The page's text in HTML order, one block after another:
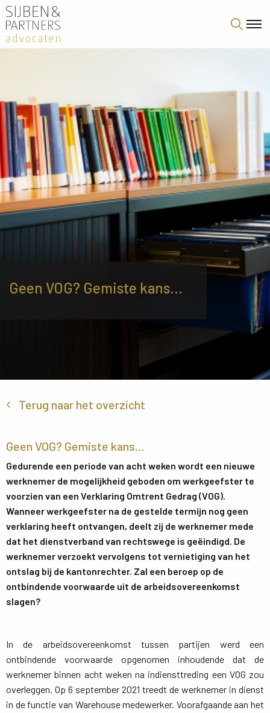
Geen VOG? Gemiste kans...
Terug naar het overzicht
Geen VOG? Gemiste kans...
Gedurende een periode van acht weken wordt een nieuwe
werknemer de mogelijkheid geboden om werkgeefster te
voorzien van een Verklaring Omtrent Gedrag (VOG).
Wanneer werkgeefster na de gestelde termijn nog geen
verklaring heeft ontvangen, deelt zij de werknemer mede
dat het dienstverband van rechtswege is geëindigd. De
werknemer verzoekt vervolgens tot vernietiging van het
ontslag bij de kantonrechter. Zal een beroep op de
ontbindende voorwaarde uit de arbeidsovereenkomst
slagen?
In de arbeidsovereenkomst tussen partijen werd een
ontbindende voorwaarde opgenomen inhoudende dat de
werknemer binnen acht weken na indiensttreding een VOG zou
overleggen. Op 6 september 2021 treedt de werknemer in dienst
in de functie van Warehouse medewerker. Voorafgaande aan het